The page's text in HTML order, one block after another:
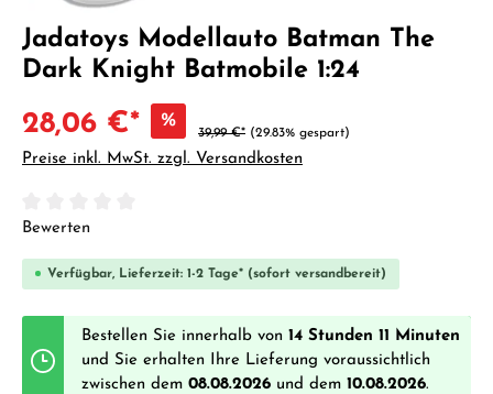
Jadatoys Modellauto Batman The
Dark Knight Batmobile 1:24
28,06 €* %
39,99 €* (29.83% gespart)
Preise inkl. MwSt. zzgl. Versandkosten
Durchschnittliche Bewertung von 0 von 5 Sternen
Bewerten
Verfügbar, Lieferzeit: 1-2 Tage* (sofort versandbereit)
Bestellen Sie innerhalb von 14 Stunden 11 Minuten
und Sie erhalten Ihre Lieferung voraussichtlich
zwischen dem 08.08.2026 und dem 10.08.2026.